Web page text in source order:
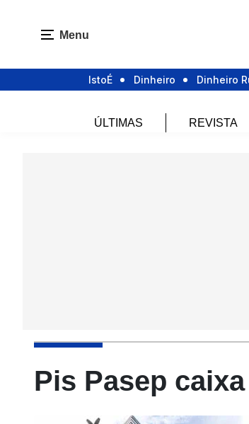
Menu
IstoÉ Dinheiro Dinheiro
ÚLTIMAS REVISTA
Pis Pasep caixa